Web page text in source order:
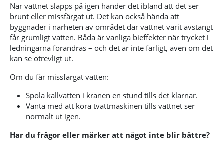
När vattnet släpps på igen händer det ibland att det ser
brunt eller missfärgat ut. Det kan också hända att
byggnader i närheten av området där vattnet varit avstängt
får grumligt vatten. Båda är vanliga bieffekter när trycket i
ledningarna förändras – och det är inte farligt, även om det
kan se otrevligt ut.
Om du får missfärgat vatten:
Spola kallvatten i kranen en stund tills det klarnar.
Vänta med att köra tvättmaskinen tills vattnet ser
normalt ut igen.
Har du frågor eller märker att något inte blir bättre?